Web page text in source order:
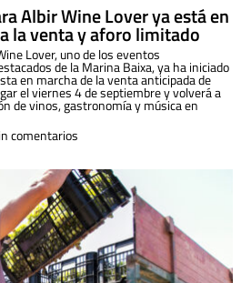
Albir Wine Lover ya está en
la venta y aforo limitado
Lover, uno de los eventos
de la Marina Baixa, ya ha iniciado
en marcha de la venta anticipada de
el viernes 4 de septiembre y volverá a
de vinos, gastronomía y música en
comentarios